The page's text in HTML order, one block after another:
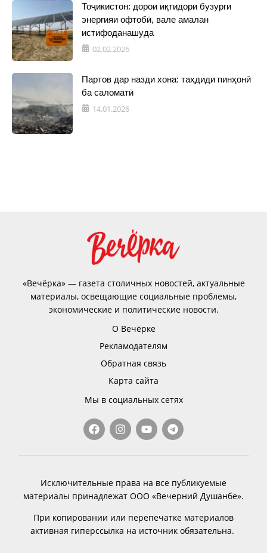
Тоҷикистон: дорои иқтидори бузурги
энергияи офтобӣ, вале амалан
истифоданашуда
02.02.2026
Партов дар назди хона: таҳдиди пинҳонӣ
ба саломатӣ
14.01.2026
«Вечёрка» — газета столичных новостей, актуальные
материалы, освещающие социальные проблемы,
экономические и политические новости.
О Вечёрке
Рекламодателям
Обратная связь
Карта сайта
Мы в социальных сетях
Исключительные права на все публикуемые
материалы принадлежат ООО «Вечерний Душанбе».
При копировании или перепечатке материалов
активная гиперссылка на источник обязательна.